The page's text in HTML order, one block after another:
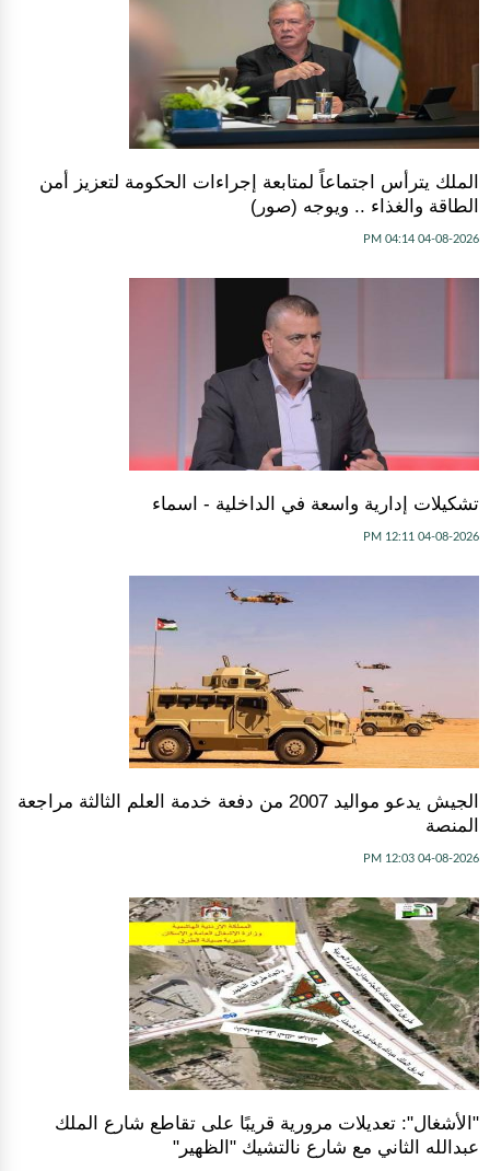
الملك يترأس اجتماعاً لمتابعة إجراءات الحكومة لتعزيز أمن
الطاقة والغذاء .. ويوجه (صور)
04-08-2026 04:14 PM
تشكيلات إدارية واسعة في الداخلية - اسماء
04-08-2026 12:11 PM
الجيش يدعو مواليد 2007 من دفعة خدمة العلم الثالثة مراجعة
المنصة
04-08-2026 12:03 PM
"الأشغال": تعديلات مرورية قريبًا على تقاطع شارع الملك
عبدالله الثاني مع شارع نالتشيك "الظهير"